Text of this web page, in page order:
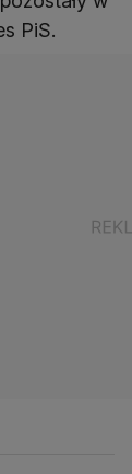
PiS.